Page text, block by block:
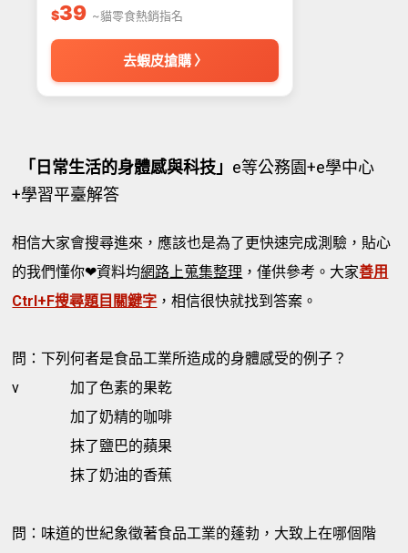
$39 ~貓零食熱銷指名
去蝦皮搶購 〉
「日常生活的身體感與科技」 e等公務園+e學中心
+學習平臺解答
相信大家會搜尋進來，應該也是為了更快速完成測驗，貼心
的我們懂你❤資料均網路上蒐集整理 ，僅供參考。大家善用
Ctrl+F搜尋題目關鍵字 ，相信很快就找到答案。
問：下列何者是食品工業所造成的身體感受的例子？
v
加了色素的果乾
加了奶精的咖啡
抹了鹽巴的蘋果
抹了奶油的香蕉
問：味道的世紀象徵著食品工業的蓬勃，大致上在哪個階